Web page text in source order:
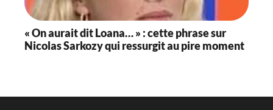
« On aurait dit Loana… » : cette phrase sur
Nicolas Sarkozy qui ressurgit au pire moment